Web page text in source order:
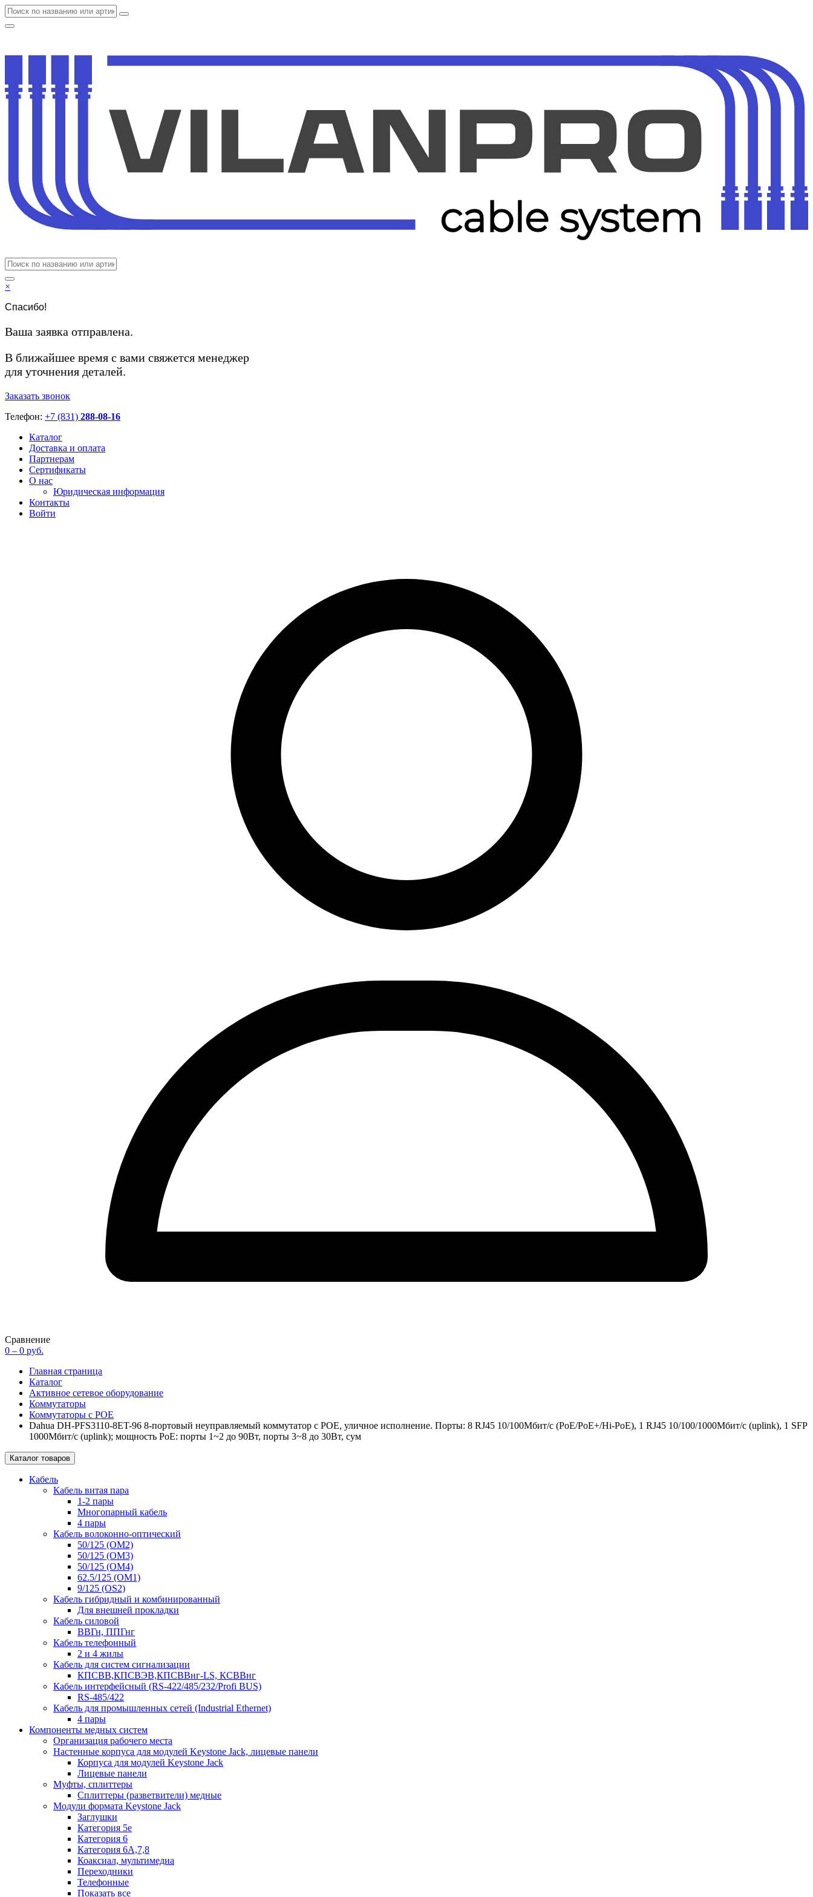
×
Спасибо!
Ваша заявка отправлена.
В ближайшее время с вами свяжется менеджер
для уточнения деталей.
Заказать звонок
Телефон: +7 (831) 288-08-16
Каталог
Доставка и оплата
Партнерам
Сертификаты
О нас
Юридическая информация
Контакты
Войти
Сравнение
0 – 0 руб.
Главная страница
Каталог
Активное сетевое оборудование
Коммутаторы
Коммутаторы c POE
Dahua DH-PFS3110-8ET-96 8-портовый неуправляемый коммутатор с РОЕ, уличное исполнение. Порты: 8 RJ45 10/100Мбит/с (PoE/PoE+/Hi-PoE), 1 RJ45 10/100/1000Мбит/с (uplink), 1 SFP
1000Мбит/с (uplink); мощность PoE: порты 1~2 до 90Вт, порты 3~8 до 30Вт, сум
Каталог товаров
Кабель
Кабель витая пара
1-2 пары
Многопарный кабель
4 пары
Кабель волоконно-оптический
50/125 (OM2)
50/125 (OM3)
50/125 (OM4)
62.5/125 (OM1)
9/125 (OS2)
Кабель гибридный и комбинированный
Для внешней прокладки
Кабель силовой
ВВГн, ППГнг
Кабель телефонный
2 и 4 жилы
Кабель для систем сигнализации
КПСВВ,КПСВЭВ,КПСВВнг-LS, КСВВнг
Кабель интерфейсный (RS-422/485/232/Profi BUS)
RS-485/422
Кабель для промышленных сетей (Industrial Ethernet)
4 пары
Компоненты медных систем
Организация рабочего места
Настенные корпуса для модулей Keystone Jack, лицевые панели
Корпуса для модулей Keystone Jack
Лицевые панели
Муфты, сплиттеры
Сплиттеры (разветвители) медные
Модули формата Keystone Jack
Заглушки
Категория 5е
Категория 6
Категория 6А,7,8
Коаксиал, мультимедиа
Переходники
Телефонные
Показать все